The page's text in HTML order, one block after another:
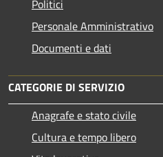
Politici
Personale Amministrativo
Documenti e dati
CATEGORIE DI SERVIZIO
Anagrafe e stato civile
Cultura e tempo libero